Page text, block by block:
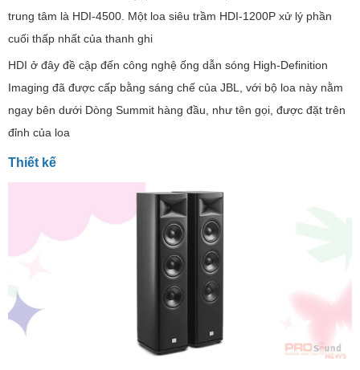
trung tâm là HDI-4500. Một loa siêu trầm HDI-1200P xử lý phần
cuối thấp nhất của thanh ghi
HDI ở đây đề cập đến công nghệ ống dẫn sóng High-Definition
Imaging đã được cấp bằng sáng chế của JBL, với bộ loa này nằm
ngay bên dưới Dòng Summit hàng đầu, như tên gọi, được đặt trên
đỉnh của loa
Thiết kế